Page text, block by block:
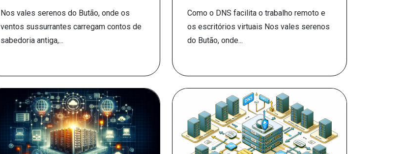
Nos vales serenos do Butão, onde os
ventos sussurrantes carregam contos de
sabedoria antiga,...
Como o DNS facilita o trabalho remoto e
os escritórios virtuais Nos vales serenos
do Butão, onde...